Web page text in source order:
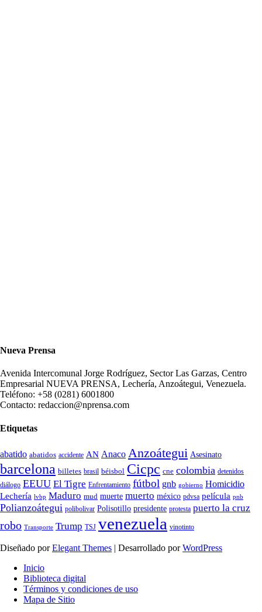
Nueva Prensa
Avenida Intercomunal Jorge Rodríguez, Sector Las Garzas, Centro
Empresarial NUEVA PRENSA, Lechería, Anzoátegui, Venezuela.
Teléfono: +58 (0281) 6001800
Contacto: redaccion@nprensa.com
Etiquetas
abatido abatidos accidente AN Anaco Anzoátegui Asesinato
barcelona billetes brasil béisbol Cicpc cne colombia detenidos
diálogo EEUU El Tigre Enfrentamiento fútbol gnb gobierno Homicidio
Lechería lvbp Maduro mud muerte muerto méxico pdvsa película pnb
Polianzoátegui polibolivar Polisotillo presidente protesta puerto la cruz
robo Transporte Trump TSJ venezuela vinotinto
Diseñado porElegant Themes | Desarrollado porWordPress
Inicio
Biblioteca digital
Términos y condiciones de uso
Mapa de Sitio